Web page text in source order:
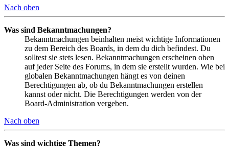
Nach oben
Was sind Bekanntmachungen?
Bekanntmachungen beinhalten meist wichtige Informationen
zu dem Bereich des Boards, in dem du dich befindest. Du
solltest sie stets lesen. Bekanntmachungen erscheinen oben
auf jeder Seite des Forums, in dem sie erstellt wurden. Wie bei
globalen Bekanntmachungen hängt es von deinen
Berechtigungen ab, ob du Bekanntmachungen erstellen
kannst oder nicht. Die Berechtigungen werden von der
Board-Administration vergeben.
Nach oben
Was sind wichtige Themen?